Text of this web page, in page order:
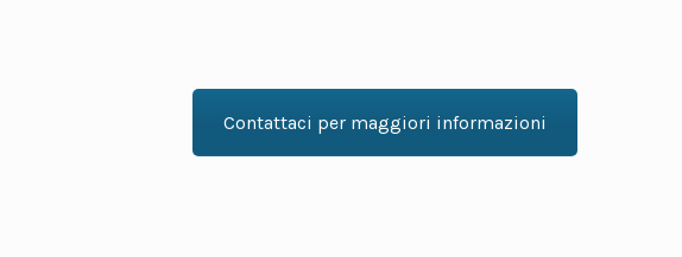
Contattaci per maggiori informazioni